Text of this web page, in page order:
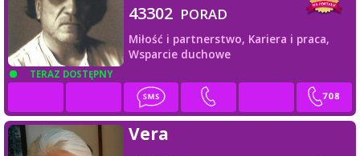
TERAZ DOSTĘPNY
43302 PORAD
Miłość i partnerstwo, Kariera i praca,
Wsparcie duchowe
Vera